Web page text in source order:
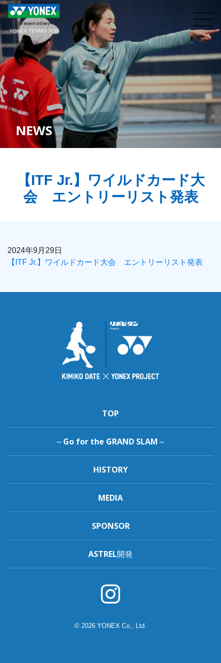
YONEX TENNIS TOP
NEWS
【ITF Jr.】ワイルドカード大
会 エントリーリスト発表
2024年9月29日
【ITF Jr.】ワイルドカード大会 エントリーリスト発表
TOP
～Go for the GRAND SLAM～
HISTORY
MEDIA
SPONSOR
ASTREL開発
© 2026 YONEX Co., Ltd.